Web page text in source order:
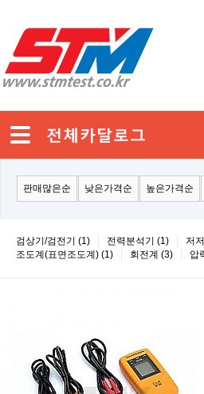
판매많은순 낮은가격순 높은가격순
검상기/검전기 (1) 전력분석기 (1) 저
조도계(표면조도계) (1)
회전계 (3) 압